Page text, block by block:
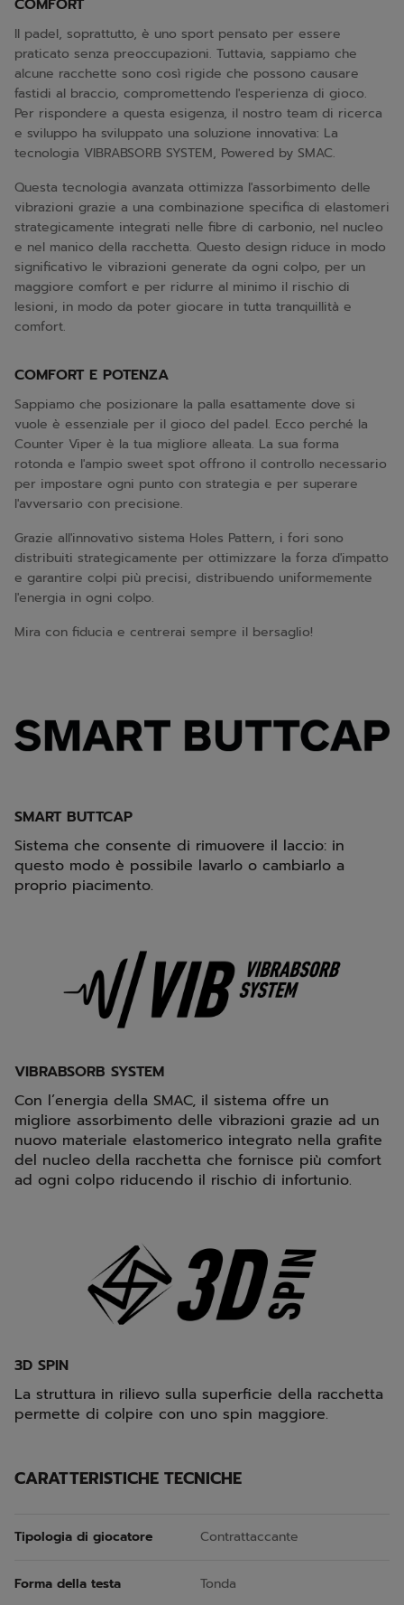
COMFORT
Il padel, soprattutto, è uno sport pensato per essere
praticato senza preoccupazioni. Tuttavia, sappiamo che
alcune racchette sono così rigide che possono causare
fastidi al braccio, compromettendo l'esperienza di gioco.
Per rispondere a questa esigenza, il nostro team di ricerca
e sviluppo ha sviluppato una soluzione innovativa: La
tecnologia VIBRABSORB SYSTEM, Powered by SMAC.
Questa tecnologia avanzata ottimizza l'assorbimento delle
vibrazioni grazie a una combinazione specifica di elastomeri
strategicamente integrati nelle fibre di carbonio, nel nucleo
e nel manico della racchetta. Questo design riduce in modo
significativo le vibrazioni generate da ogni colpo, per un
maggiore comfort e per ridurre al minimo il rischio di
lesioni, in modo da poter giocare in tutta tranquillità e
comfort.
COMFORT E POTENZA
Sappiamo che posizionare la palla esattamente dove si
vuole è essenziale per il gioco del padel. Ecco perché la
Counter Viper è la tua migliore alleata. La sua forma
rotonda e l'ampio sweet spot offrono il controllo necessario
per impostare ogni punto con strategia e per superare
l'avversario con precisione.
Grazie all'innovativo sistema Holes Pattern, i fori sono
distribuiti strategicamente per ottimizzare la forza d'impatto
e garantire colpi più precisi, distribuendo uniformemente
l'energia in ogni colpo.
Mira con fiducia e centrerai sempre il bersaglio!
SMART BUTTCAP
Sistema che consente di rimuovere il laccio: in
questo modo è possibile lavarlo o cambiarlo a
proprio piacimento.
VIBRABSORB SYSTEM
Con l’energia della SMAC, il sistema offre un
migliore assorbimento delle vibrazioni grazie ad un
nuovo materiale elastomerico integrato nella grafite
del nucleo della racchetta che fornisce più comfort
ad ogni colpo riducendo il rischio di infortunio.
3D SPIN
La struttura in rilievo sulla superficie della racchetta
permette di colpire con uno spin maggiore.
CARATTERISTICHE TECNICHE
Tipologia di giocatore Contrattaccante
Forma della testa Tonda